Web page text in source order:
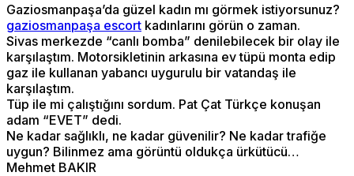
Gaziosmanpaşa’da güzel kadın mı görmek istiyorsunuz?
gaziosmanpaşa escort kadınlarını görün o zaman.
Sivas merkezde “canlı bomba” denilebilecek bir olay ile
karşılaştım. Motorsikletinin arkasına ev tüpü monta edip
gaz ile kullanan yabancı uygurulu bir vatandaş ile
karşılaştım.
Tüp ile mi çalıştığını sordum. Pat Çat Türkçe konuşan
adam “EVET” dedi.
Ne kadar sağlıklı, ne kadar güvenilir? Ne kadar trafiğe
uygun? Bilinmez ama görüntü oldukça ürkütücü…
Mehmet BAKIR